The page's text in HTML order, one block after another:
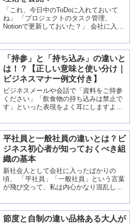
「これ、今日中のToDoに入れておいて
ね」 「プロジェクトのタスク管理、
Notionで更新しておいた？」 会社に入っ
ると、当たり前のように出てくる「タス
ク」と「ToDo」という言...
「持参」と「持ち込み」の違いと
は！？【正しい意味と使い分け｜
ビジネスマナー例文付き】
ビジネスメールや会話で「資料をご持参
ください」「飲食物の持ち込みは禁止で
す」といった表現をよく耳にしますよ
使う場面が違います。誤用すると相手に
違和感を与えたり、場合によっては「マ
ナーがない」と思われて...
平社員と一般社員の違いとは？ビ
ジネス初心者が知っておくべき組
織の基本
新社会人として会社に入ったばかりの
頃、 「平社員」「一般社員」という言葉
が飛び交って、私は内心かなり混乱して
ガティブな響きがあるけど、結局『一般
社員』と同じ意味なの？」 「私って、...
節度と自制の違い品格ある大人が